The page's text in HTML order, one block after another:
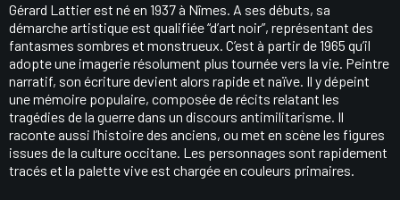
Gérard Lattier est né en 1937 à Nîmes. A ses débuts, sa
démarche artistique est qualifiée “d’art noir”, représentant des
fantasmes sombres et monstrueux. C’est à partir de 1965 qu’il
adopte une imagerie résolument plus tournée vers la vie. Peintre
narratif, son écriture devient alors rapide et naïve. Il y dépeint
une mémoire populaire, composée de récits relatant les
tragédies de la guerre dans un discours antimilitarisme. Il
raconte aussi l’histoire des anciens, ou met en scène les figures
issues de la culture occitane. Les personnages sont rapidement
tracés et la palette vive est chargée en couleurs primaires.